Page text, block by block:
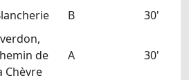
B 30'
de
Chèvre
A 30'